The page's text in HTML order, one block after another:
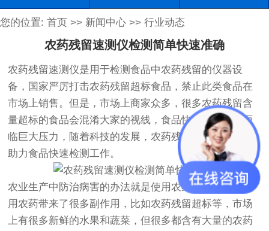
您的位置: 首页 >> 新闻中心 >> 行业动态
农药残留速测仪检测简单快速准确
农药残留速测仪是用于检测食品中农药残留的仪器设
备，国家严厉打击农药残留超标食品，禁止此类食品在
市场上销售。但是，市场上商家众多，很多农药残留含
量超标的食品会混淆大家的视线，食品快速检验工作面
临巨大压力，随着科技的发展，农药残留速测仪的出现
助力食品快速检测工作。
农业生产中防治病害的办法就是使用农药喷洒，但是使
用农药带来了很多副作用，比如农药残留超标等，市场
上有很多新鲜的水果和蔬菜，但很多都含有大量的农药